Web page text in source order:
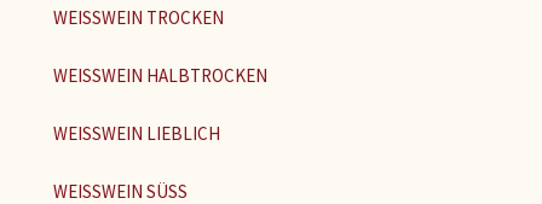
WEISSWEIN TROCKEN
WEISSWEIN HALBTROCKEN
WEISSWEIN LIEBLICH
WEISSWEIN SÜSS